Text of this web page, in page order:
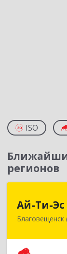
ISO
регионов
Ай-Ти-
Благовещенск
675000,